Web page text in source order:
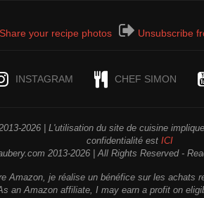
Share your recipe photos Unsubscribe
INSTAGRAM CHEF SIMON
2026 | L'utilisation du site de cuisine
confidentialité est ICI
2013-2026 | All Rights Reserved -
Amazon, je réalise un bénéfice sur les achats
an Amazon affiliate, I may earn a profit on